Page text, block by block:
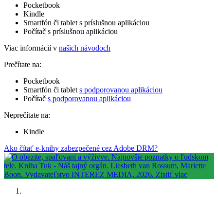
Pocketbook
Kindle
Smartfón či tablet s príslušnou aplikáciou
Počítač s príslušnou aplikáciou
Viac informácií v našich návodoch
Prečítate na:
Pocketbook
Smartfón či tablet s podporovanou aplikáciou
Počítač s podporovanou aplikáciou
Neprečítate na:
Kindle
Ako čítať e-knihy zabezpečené cez Adobe DRM?